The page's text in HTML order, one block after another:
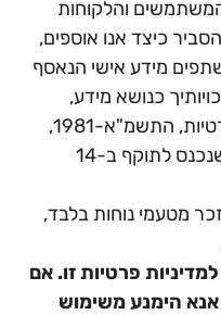
והלקוחות
כיצד אנו אוספים,
מידע אישי הנאסף
כנושא מידע,
בהתאם לדרישות חוק הגנת הפרטיות, התשמ"א-1981,
ובפרט לאור תיקון מס' 13 לחוק שנכנס לתוקף ב-14
מטעמי נוחות בלבד,
פרטיות זו. אם
אנא הימנע משימוש